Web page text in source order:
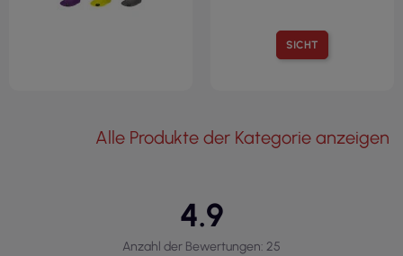
SICHT
Alle Produkte der Kategorie anzeigen
4.9
Anzahl der Bewertungen: 25